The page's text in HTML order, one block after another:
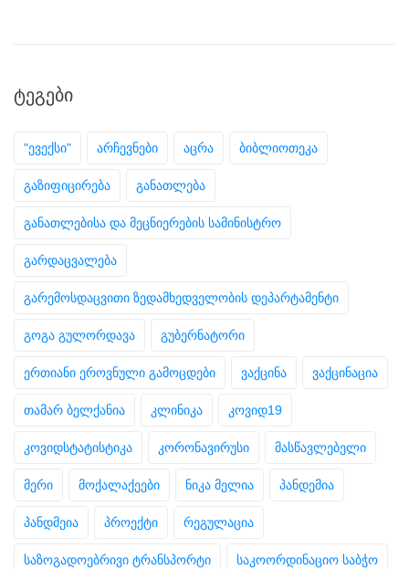
ᲢᲔᲒᲔᲑᲘ
"ევექსი" არჩევნები აცრა ბიბლიოთეკა
გაზიფიცირება განათლება
განათლებისა და მეცნიერების სამინისტრო
გარდაცვალება
გარემოსდაცვითი ზედამხედველობის დეპარტამენტი
გოგა გულორდავა გუბერნატორი
ერთიანი ეროვნული გამოცდები ვაქცინა ვაქცინაცია
თამარ ბელქანია კლინიკა კოვიდ19
კოვიდსტატისტიკა კორონავირუსი მასწავლებელი
მერი მოქალაქეები ნიკა მელია პანდემია
პანდმეია პროექტი რეგულაცია
საზოგადოებრივი ტრანსპორტი საკოორდინაციო საბჭო